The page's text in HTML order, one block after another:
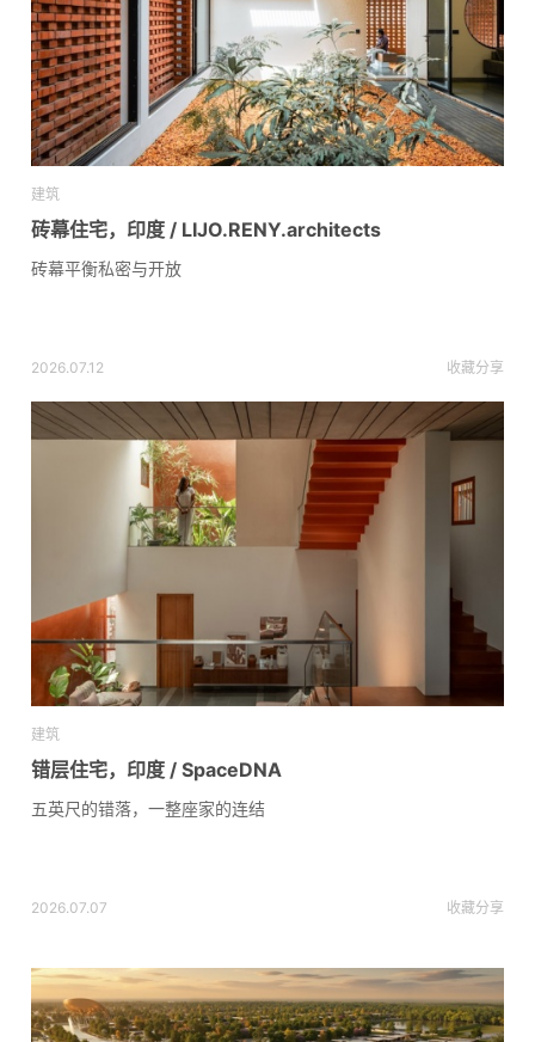
建筑
砖幕住宅，印度 / LIJO.RENY.architects
砖幕平衡私密与开放
2026.07.12 收藏分享
建筑
错层住宅，印度 / SpaceDNA
五英尺的错落，一整座家的连结
2026.07.07 收藏分享